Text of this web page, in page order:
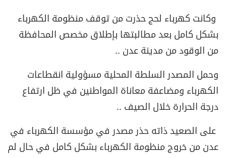
وكانت كهرباء لحج حذرت من توقف منظومة الكهرباء
بشكل كامل بعد مطالبتها بإطلاق مخصص المحافظة
من الوقود من مدينة عدن ..
وحمل المصدر السلطة المحلية مسؤولية انقطاعات
الكهرباء ومضاعفة معاناة المواطنين في ظل ارتفاع
درجة الحرارة خلال الصيف ..
على الصعيد ذاته حذر مصدر في مؤسسة الكهرباء في
عدن من خروج منظومة الكهرباء بشكل كامل في حال لم